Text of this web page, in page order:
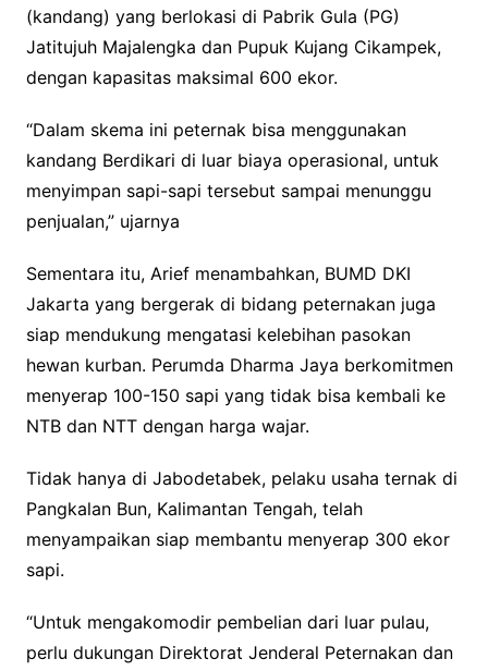
(kandang) yang berlokasi di Pabrik Gula (PG)
Jatitujuh Majalengka dan Pupuk Kujang Cikampek,
dengan kapasitas maksimal 600 ekor.
“Dalam skema ini peternak bisa menggunakan
kandang Berdikari di luar biaya operasional, untuk
menyimpan sapi-sapi tersebut sampai menunggu
penjualan,” ujarnya
Sementara itu, Arief menambahkan, BUMD DKI
Jakarta yang bergerak di bidang peternakan juga
siap mendukung mengatasi kelebihan pasokan
hewan kurban. Perumda Dharma Jaya berkomitmen
menyerap 100-150 sapi yang tidak bisa kembali ke
NTB dan NTT dengan harga wajar.
Tidak hanya di Jabodetabek, pelaku usaha ternak di
Pangkalan Bun, Kalimantan Tengah, telah
menyampaikan siap membantu menyerap 300 ekor
sapi.
“Untuk mengakomodir pembelian dari luar pulau,
perlu dukungan Direktorat Jenderal Peternakan dan